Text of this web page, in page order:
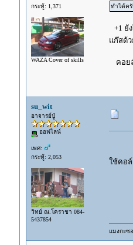
กระทู้: 1,371
WAZA Cover of skills
ทำได้ครั
+1 ยั
แก๊สด้
คอยล์
su_wit
อาจารย์ปู่
ออฟไลน์
เพศ:
กระทู้: 2,053
วิทย์ ณ.โคราชา 084-
5437854
ใช้คอล์
แมงกะซ